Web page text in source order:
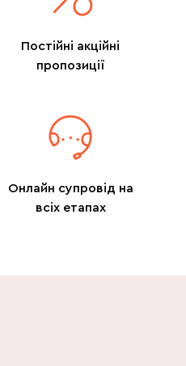
Постійні акційні
пропозиції
Онлайн супровід на
всіх етапах